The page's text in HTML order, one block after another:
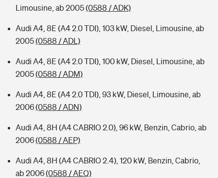
Limousine, ab 2005(0588 / ADK)
Audi A4, 8E (A4 2.0 TDI), 103 kW, Diesel, Limousine, ab
2005(0588 / ADL)
Audi A4, 8E (A4 2.0 TDI), 100 kW, Diesel, Limousine, ab
2005(0588 / ADM)
Audi A4, 8E (A4 2.0 TDI), 93 kW, Diesel, Limousine, ab
2006(0588 / ADN)
Audi A4, 8H (A4 CABRIO 2.0), 96 kW, Benzin, Cabrio, ab
2006(0588 / AEP)
Audi A4, 8H (A4 CABRIO 2.4), 120 kW, Benzin, Cabrio,
ab 2006(0588 / AEQ)